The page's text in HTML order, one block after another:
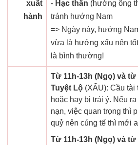
xuất
hành
- Hạc thần (hướng ông
tránh hướng Nam
=> Ngày này, hướng
vừa là hướng xấu nên
là bình thường!
Từ 11h-13h (Ngọ) và từ
Tuyệt Lộ (XẤU): Cầu tài
hoặc hay bị trái ý. Nếu
nạn, việc quan trọng thì
quỷ nên cúng tế thì mới
Từ 11h-13h (Ngọ) và từ